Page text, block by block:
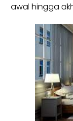
awal hingga